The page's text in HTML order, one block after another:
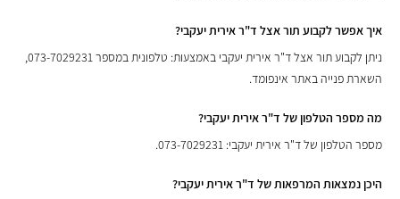
איך אפשר לקבוע תור אצל ד"ר אירית יעקבי?
ניתן לקבוע תור אצל ד"ר אירית יעקבי באמצעות: טלפונית במספר 073-7029231,
השארת פנייה באתר אינפומד.
מה מספר הטלפון של ד"ר אירית יעקבי?
מספר הטלפון של ד"ר אירית יעקבי: 073-7029231.
היכן נמצאות המרפאות של ד"ר אירית יעקבי?